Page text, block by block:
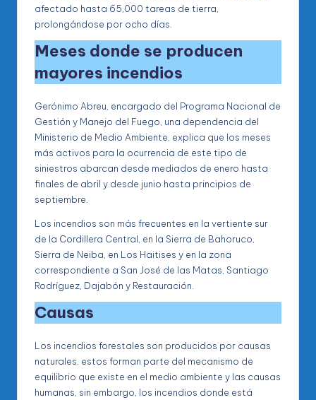
afectado hasta 65,000 tareas de tierra,
prolongándose por ocho días.
Meses donde se producen
mayores incendios
Gerónimo Abreu, encargado del Programa Nacional de
Gestión y Manejo del Fuego, una dependencia del
Ministerio de Medio Ambiente, explica que los meses
más activos para la ocurrencia de este tipo de
siniestros abarcan desde mediados de enero hasta
finales de abril y desde junio hasta principios de
septiembre.
Los incendios son más frecuentes en la vertiente sur
de la Cordillera Central, en la Sierra de Bahoruco,
Sierra de Neiba, en Los Haitises y en la zona
correspondiente a San José de las Matas, Santiago
Rodríguez, Dajabón y Restauración.
Causas
Los incendios forestales son producidos por causas
naturales, estos forman parte del mecanismo de
equilibrio que existe en el medio ambiente y las causas
humanas, sin embargo, los incendios donde está